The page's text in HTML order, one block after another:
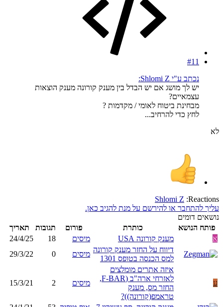
#11
נכתב ע"י Shlomi Z:
יש לך מושג אם יש הבדל בין מענק קורונה מענק הוצאות
עצמאיים?
מבחינת ביטוח לאומי / מקדמות ?
לחץ כדי להרחיב...
לא
Reactions:
Shlomi Z
עליך להתחבר או להירשם על מנת להגיב כאן.
נושאים דומים
פותח הנושא
כותרת פורום תגובות
תאריך
א
מענק קורונה USA מיסים 18
24/4/25
דיווח על החזר מענק קורונה
למס הכנסה בטופס 1301
מיסים 0
29/3/22
ע
איזה אתרים מומלצים
לאזרחי ארה"ב (F-BAR,
החזר מס, מענק
טראמפ(קורונה))?
מיסים 2
15/3/21